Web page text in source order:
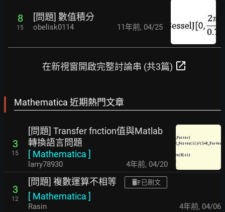
8
15
[問題] 數值積分
obelisk0114 11年前, 04/25
在新視窗開啟完整討論串 (共3篇) open_in_new
Mathematica 近期熱門文章
3
15
[問題] Transfer fnction值與Matlab
轉換語言問題
[ Mathematica ]
larry78930 4年前, 04/20
3
12
[問題] 複數運算不相等 已刪文
[ Mathematica ]
Rasin 4年前, 04/06